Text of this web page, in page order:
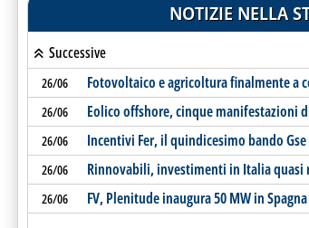
NOTIZIE NELLA
Successive
26/06 Fotovoltaico e agricoltura finalmente a
26/06 Eolico offshore, cinque manifestazioni
26/06 Incentivi Fer, il quindicesimo bando Gse
26/06 Rinnovabili, investimenti in Italia quasi
26/06 FV, Plenitude inaugura 50 MW in Spagna